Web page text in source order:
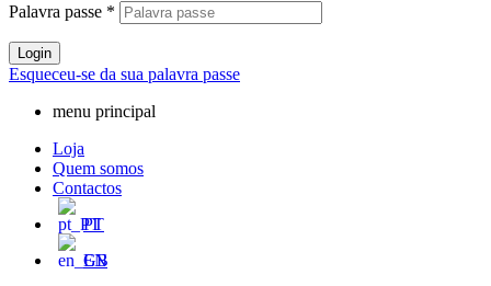
Palavra passe *
Login
Esqueceu-se da sua palavra passe
menu principal
Loja
Quem somos
Contactos
PT
EN